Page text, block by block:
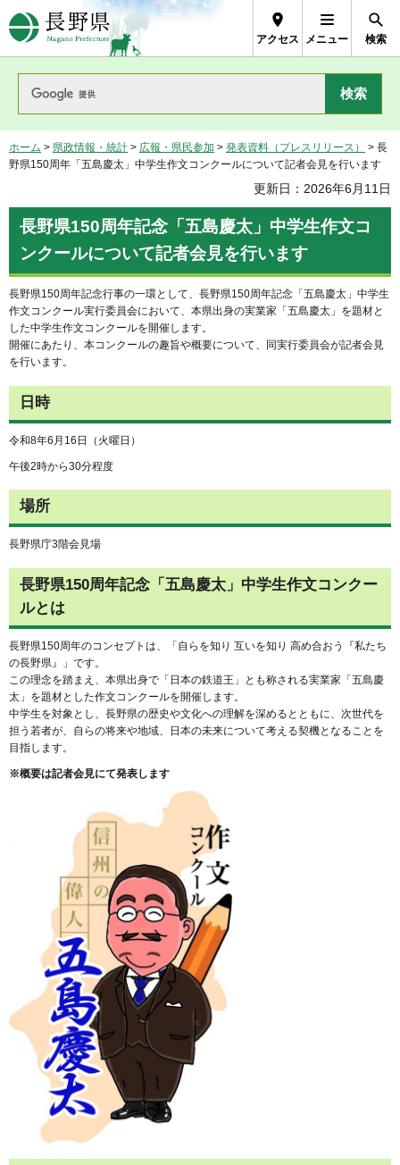
長野県Nagano Prefecture
アクセス メニュー 検索
ホーム > 県政情報・統計 > 広報・県民参加 > 発表資料（プレスリリース）
> 長
野県150周年「五島慶太」中学生作文コンクールについて記者会見を行います
更新日：2026年6月11日
長野県150周年記念「五島慶太」中学生作文コ
ンクールについて記者会見を行います
長野県150周年記念行事の一環として、長野県150周年記念「五島慶太」中学生
作文コンクール実行委員会において、本県出身の実業家「五島慶太」を題材と
した中学生作文コンクールを開催します。
開催にあたり、本コンクールの趣旨や概要について、同実行委員会が記者会見
を行います。
日時
令和8年6月16日（火曜日）
午後2時から30分程度
場所
長野県庁3階会見場
長野県150周年記念「五島慶太」中学生作文コンクー
ルとは
長野県150周年のコンセプトは、「自らを知り 互いを知り 高め合おう『私たち
の長野県』」です。
この理念を踏まえ、本県出身で「日本の鉄道王」とも称される実業家「五島慶
太」を題材とした作文コンクールを開催します。
中学生を対象とし、長野県の歴史や文化への理解を深めるとともに、次世代を
担う若者が、自らの将来や地域、日本の未来について考える契機となることを
目指します。
※概要は記者会見にて発表します